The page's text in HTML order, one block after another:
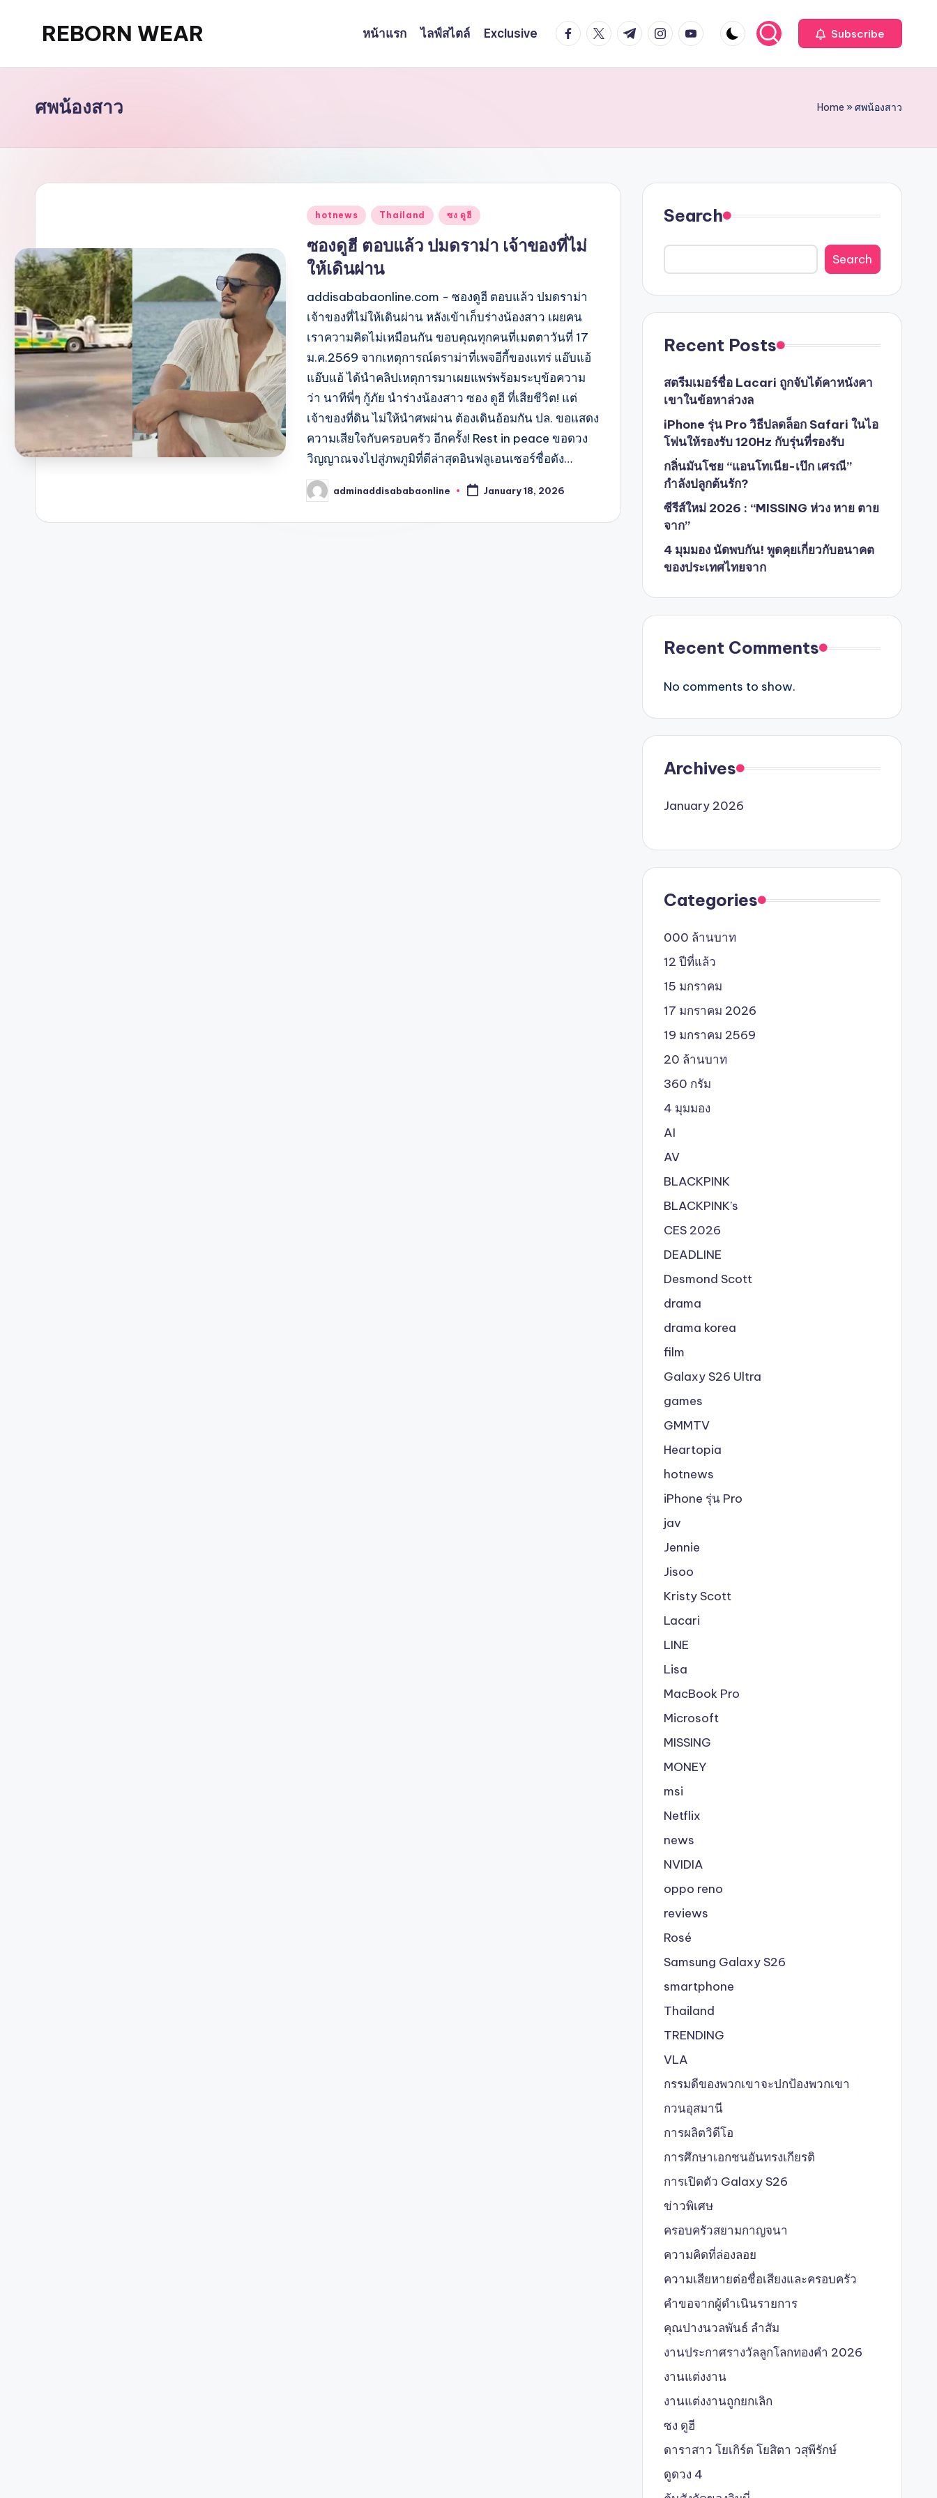
REBORN WEAR หน้าแรก ไลฟ์สไตล์ Exclusive facebook.com
twitter.com
t.me instagram.com
youtube.com Subscribe
ศพน้องสาว Home »ศพน้องสาว
Posted
hotnews Thailand ซง ดูฮี
ซองดูฮี ตอบแล้ว ปมดราม่า เจ้าของที่ไม่
ให้เดินผ่าน
addisababaonline.com - ซองดูฮี ตอบแล้ว ปมดราม่า
เจ้าของที่ไม่ให้เดินผ่าน หลังเข้าเก็บร่างน้องสาว เผยคน
เราความคิดไม่เหมือนกัน ขอบคุณทุกคนที่เมตตาวันที่ 17
ม.ค.2569 จากเหตุการณ์ดราม่าที่เพจอีกี้ของแทร่ แอ๊บแอ้
แอ๊บแอ้ ได้นำคลิปเหตุการมาเผยแพร่พร้อมระบุข้อความ
ว่า นาทีพี่ๆ กู้ภัย นำร่างน้องสาว ซอง ดูฮี ที่เสียชีวิต! แต่
เจ้าของที่ดิน ไม่ให้นำศพผ่าน ต้องเดินอ้อมกัน ปล. ขอแสดง
ความเสียใจกับครอบครัว อีกครั้ง! Rest in peace ขอดวง
วิญญาณจงไปสู่ภพภูมิที่ดีล่าสุดอินฟลูเอนเซอร์ชื่อดัง…
Posted
by
adminaddisababaonline January 18, 2026
Search
Search
Recent Posts
สตรีมเมอร์ชื่อ Lacari ถูกจับได้คาหนังคา
เขาในข้อหาล่วงล
iPhone รุ่น Pro วิธีปลดล็อก Safari ในไอ
โฟนให้รองรับ 120Hz กับรุ่นที่รองรับ
กลิ่นมันโชย “แอนโทเนีย-เป๊ก เศรณี”
กำลังปลูกต้นรัก?
ซีรีส์ใหม่ 2026 : “MISSING ห่วง หาย ตาย
จาก”
4 มุมมอง นัดพบกัน! พูดคุยเกี่ยวกับอนาคต
ของประเทศไทยจาก
Recent Comments
No comments to show.
Archives
January 2026
Categories
000 ล้านบาท
12 ปีที่แล้ว
15 มกราคม
17 มกราคม 2026
19 มกราคม 2569
20 ล้านบาท
360 กรัม
4 มุมมอง
AI
AV
BLACKPINK
BLACKPINK’s
CES 2026
DEADLINE
Desmond Scott
drama
drama korea
film
Galaxy S26 Ultra
games
GMMTV
Heartopia
hotnews
iPhone รุ่น Pro
jav
Jennie
Jisoo
Kristy Scott
Lacari
LINE
Lisa
MacBook Pro
Microsoft
MISSING
MONEY
msi
Netflix
news
NVIDIA
oppo reno
reviews
Rosé
Samsung Galaxy S26
smartphone
Thailand
TRENDING
VLA
กรรมดีของพวกเขาจะปกป้องพวกเขา
กวนอุสมานี
การผลิตวิดีโอ
การศึกษาเอกชนอันทรงเกียรติ
การเปิดตัว Galaxy S26
ข่าวพิเศษ
ครอบครัวสยามกาญจนา
ความคิดที่ล่องลอย
ความเสียหายต่อชื่อเสียงและครอบครัว
คำขอจากผู้ดำเนินรายการ
คุณปางนวลพันธ์ ลำสัม
งานประกาศรางวัลลูกโลกทองคำ 2026
งานแต่งงาน
งานแต่งงานถูกยกเลิก
ซง ดูฮี
ดาราสาว โยเกิร์ต โยสิตา วสุพีรักษ์
ดูดวง 4